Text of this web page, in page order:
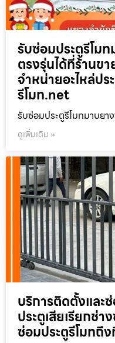
รับซ่อมประตูรีโม
ตรงรุ่นได้ที่ร้านขา
จำหน่ายอะไหล่ป
รีโมท.net
รับซ่อมประตูรีโมทมาบยา
ดูเพิ่มเติม »
บริการติดตั้งและ
ประตูเสียเรียกช่า
ซ่อมประตูรีโมทถึ